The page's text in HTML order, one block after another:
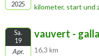
2025
kilometer, start und
Sa.
19
Apr.
vauvert -
16,3 km